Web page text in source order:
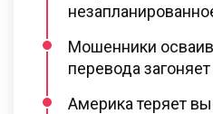
Мошенники
перевода
Америка теряет